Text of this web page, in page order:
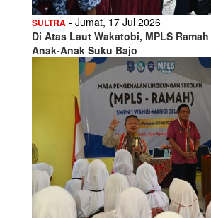
SULTRA - Jumat, 17 Jul 2026
Di Atas Laut Wakatobi, MPLS
Anak-Anak Suku Bajo